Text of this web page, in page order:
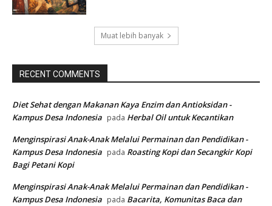
Muat lebih banyak
RECENT COMMENTS
Diet Sehat dengan Makanan Kaya Enzim dan Antioksidan -
Kampus Desa Indonesia pada Herbal Oil untuk Kecantikan
Menginspirasi Anak-Anak Melalui Permainan dan Pendidikan -
Kampus Desa Indonesia pada Roasting Kopi dan Secangkir Kopi
Bagi Petani Kopi
Menginspirasi Anak-Anak Melalui Permainan dan Pendidikan -
Kampus Desa Indonesia pada Bacarita, Komunitas Baca dan